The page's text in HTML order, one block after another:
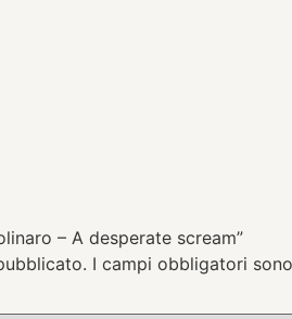
– A desperate scream”
I campi obbligatori